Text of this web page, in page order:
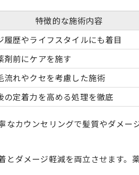
特徴的な施術内容
履歴やライフスタイルにも着目
剤前にケアを施す
流れやクセを考慮した施術
の定着力を高める処理を徹底
なカウンセリングで髪質やダメー
ダメージ軽減を両立させます。